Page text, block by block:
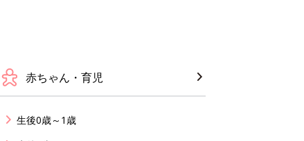
赤ちゃん・育児
生後0歳～1歳